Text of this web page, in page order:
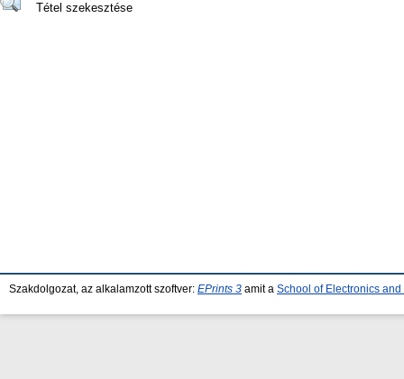
Tétel szekesztése
Szakdolgozat, az alkalamzott szoftver: EPrints 3 amit a School of Electronics